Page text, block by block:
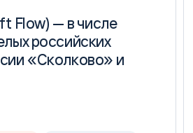
Flow) — в числе
российских
«Сколково» и
Flow) — в числе
российских
«Сколково» и